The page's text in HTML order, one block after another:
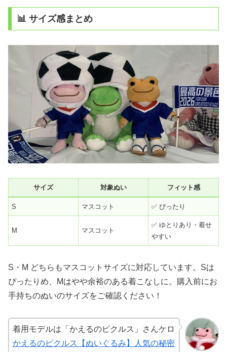
📊 サイズ感まとめ
サイズ 対象ぬい フィット感
S マスコット ✅ ぴったり
M マスコット
✅ ゆとりあり・着せ
やすい
S・M どちらもマスコットサイズに対応しています。Sは
ぴったりめ、Mはやや余裕のある着こなしに。購入前にお
手持ちのぬいのサイズをご確認ください！
着用モデルは「かえるのピクルス」さんケロ
かえるのピクルス【ぬいぐるみ】人気の秘密